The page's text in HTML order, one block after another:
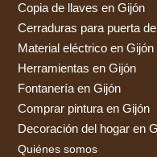
Copia de llaves en Gijón
Cerraduras para puerta
Material eléctrico en Gijón
Herramientas en Gijón
Fontanería en Gijón
Comprar pintura en Gijón
Decoración del hogar en
Quiénes somos